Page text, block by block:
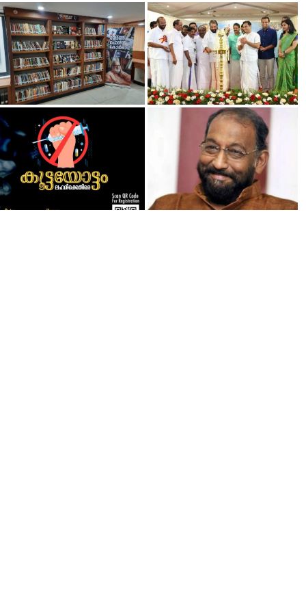
ജോൺ പോൾ കോർണർ
പ്രവർത്തനമാരംഭിച്ചു
സംസ്ഥാന സ്കൂൾ ശാസ്ത്രമേളക്ക് കൊച്ചിയിൽ
തുടക്കമായി
ലഹരിവിരുദ്ധ കൂട്ടയോട്ടം സംഘടിപ്പിക്കുന്നു നെടുമുടി അനുസ്മരണം 12 ന്